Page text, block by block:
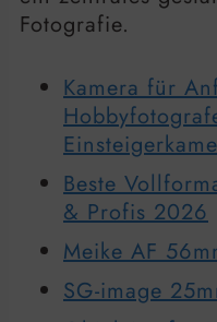
Fotografie.
Kamera für
Beste
& Profis 2026
Meike AF
SG-image